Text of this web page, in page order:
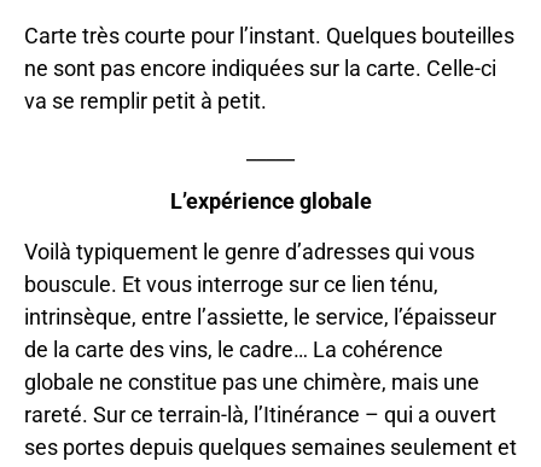
Carte très courte pour l’instant. Quelques bouteilles
ne sont pas encore indiquées sur la carte. Celle-ci
va se remplir petit à petit.
L’expérience globale
Voilà typiquement le genre d’adresses qui vous
bouscule. Et vous interroge sur ce lien ténu,
intrinsèque, entre l’assiette, le service, l’épaisseur
de la carte des vins, le cadre… La cohérence
globale ne constitue pas une chimère, mais une
rareté. Sur ce terrain-là, l’Itinérance – qui a ouvert
ses portes depuis quelques semaines seulement et